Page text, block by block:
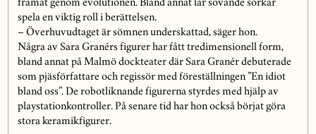
framåt genom evolutionen. Bland annat lär sovande sorkar
spela en viktig roll i berättelsen.
– Överhuvudtaget är sömnen underskattad, säger hon.
Några av Sara Granérs figurer har fått tredimensionell form,
bland annat på Malmö dockteater där Sara Granér debuterade
som pjäsförfattare och regissör med föreställningen ”En idiot
bland oss”. De robotliknande figurerna styrdes med hjälp av
playstationkontroller. På senare tid har hon också börjat göra
stora keramikfigurer.